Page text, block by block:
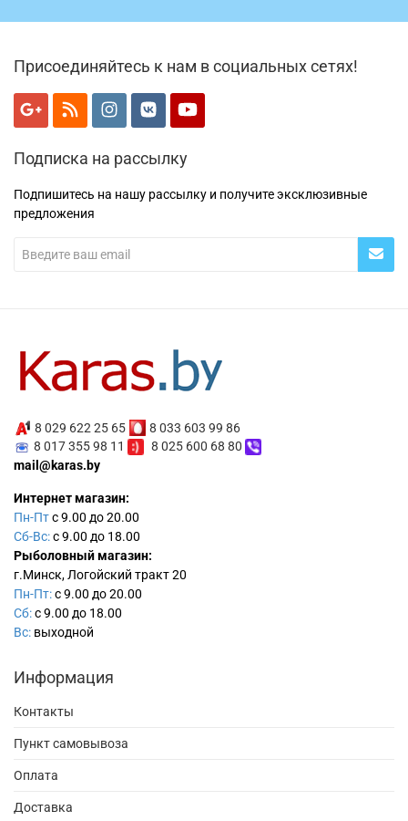
Присоединяйтесь к нам в социальных сетях!
Подписка на рассылку
Подпишитесь на нашу рассылку и получите эксклюзивные
предложения
8 029 622 25 65
8 033 603 99 86
8 017 355 98 11
8 025 600 68 80
mail@karas.by
Интернет магазин:
Пн-Птс 9.00 до 20.00
Сб-Вс:с 9.00 до 18.00
Рыболовный магазин:
г.Минск, Логойский тракт 20
Пн-Пт:с 9.00 до 20.00
Сб:с 9.00 до 18.00
Вс: выходной
Информация
Контакты
Пункт самовывоза
Оплата
Доставка